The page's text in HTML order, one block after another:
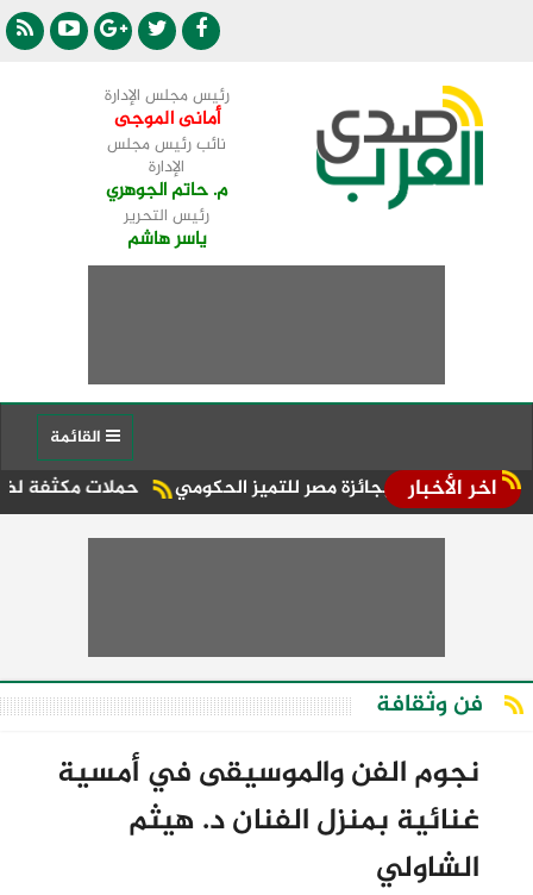
رئيس مجلس الإدارة
أمانى الموجى
نائب رئيس مجلس
الإدارة
م. حاتم الجوهري
رئيس التحرير
ياسر هاشم
اخر الأخبار حملات مكثفة لضبط التكاتك
فن وثقافة
نجوم الفن والموسيقى في أمسية
غنائية بمنزل الفنان د. هيثم
الشاولي